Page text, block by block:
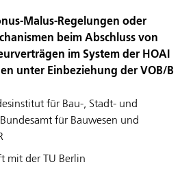
Malus-Regelungen oder
beim Abschluss von
im System der HOAI
unter Einbeziehung der VOB/B
für Bau-, Stadt- und
für Bauwesen und
mit der TU Berlin